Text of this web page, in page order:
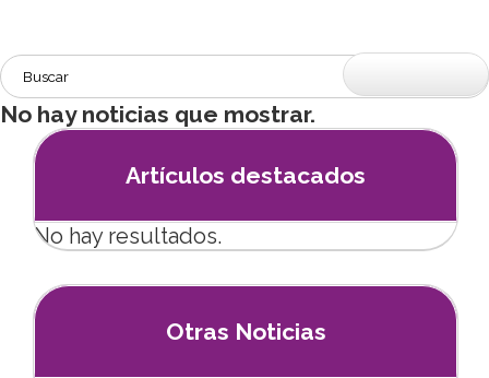
No hay noticias que mostrar.
Artículos destacados
No hay resultados.
Otras Noticias